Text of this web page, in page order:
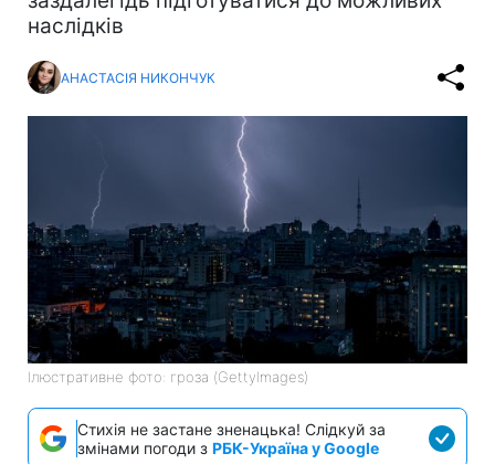
наслідків
АНАСТАСІЯ НИКОНЧУК
Ілюстративне фото: гроза (GettyImages)
Стихія не застане зненацька! Слідкуй за
змінами погоди з РБК-Україна у Google